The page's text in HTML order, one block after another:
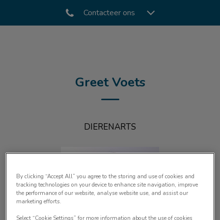
Contacteer ons
Greet Voets
DIERENARTS
By clicking “Accept All” you agree to the storing and use of cookies and
tracking technologies on your device to enhance site navigation, improve
the performance of our website, analyse website use, and assist our
marketing efforts.
Select “Cookie Settings” for more information about the use of cookies